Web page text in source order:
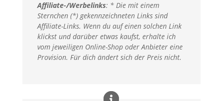
Affiliate-/Werbelinks: * Die mit einem
Sternchen (*) gekennzeichneten Links sind
Affiliate-Links. Wenn du auf einen solchen Link
klickst und darüber etwas kaufst, erhalte ich
vom jeweiligen Online-Shop oder Anbieter eine
Provision. Für dich ändert sich der Preis nicht.​